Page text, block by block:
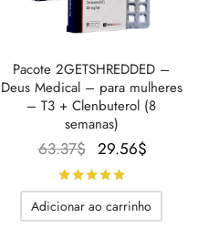
Pacote 2GETSHREDDED –
Deus Medical – para mulheres
– T3 + Clenbuterol (8
semanas)
63.37$
O
preço
original
era:
29.56$
atual
Adicionar ao carrinho